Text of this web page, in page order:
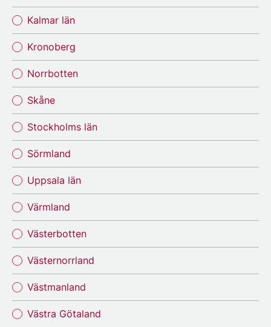
Kalmar län
Kronoberg
Norrbotten
Skåne
Stockholms län
Sörmland
Uppsala län
Värmland
Västerbotten
Västernorrland
Västmanland
Västra Götaland